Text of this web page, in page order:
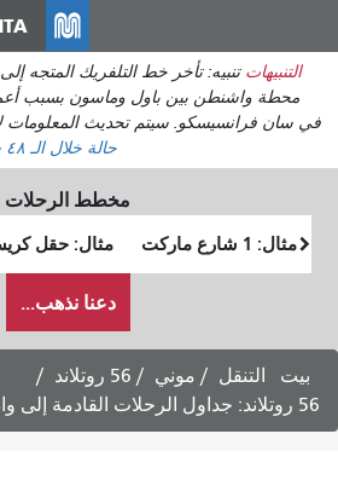
انتقل
إلى
المحتوى
الرئيسي
التنبيهات تنبيه: تأخر خط التلفريك المتجه
محطة واشنطن بين باول وماسون بسبب أعمال
في سان فرانسيسكو. سيتم تحديث المعلومات
حالةخلال الـ ٤٨ ساعة الماضية)
مخطط الرحلات
البداية
أرغب
في
السفر
دعنا نذهب...
بيت التنقل موني
56 روتلاند
56 روتلاند: جداول الرحلات القادمة إلى وادي فيزيتاسيون -